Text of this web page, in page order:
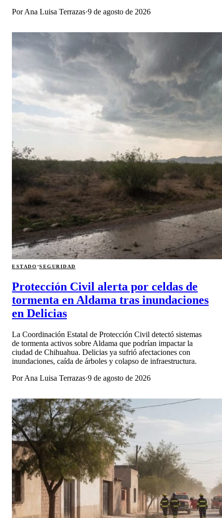
PorAna Luisa Terrazas·9 de agosto de 2026
ESTADO·SEGURIDAD
Protección Civil alerta por celdas de
tormenta en Aldama tras inundaciones
en Delicias
La Coordinación Estatal de Protección Civil detectó sistemas
de tormenta activos sobre Aldama que podrían impactar la
ciudad de Chihuahua. Delicias ya sufrió afectaciones con
inundaciones, caída de árboles y colapso de infraestructura.
PorAna Luisa Terrazas·9 de agosto de 2026